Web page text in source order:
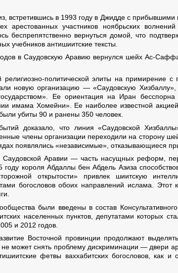
встретившись в 1993 году в Джидде с
арестованных участников ноябрьских
беспрепятственно вернуться домой, что
учебников антишиитские тексты.
в Саудовскую Аравию вернулся шейх Ас-
религиозно-политической элиты на примирение
новую организацию — «Саудовскую
Ее ориентация на Иран
имама Хомейни». Ее наиболее известной
убиты 90 и ранены 350 человек.
доказало, что линия «Саудовской
члены организации переходили на сторону
появлялись «независимые», отказывающиеся
Саудовской Аравии — часть насущных реформ,
короля Абдаллы бен Абдель Азиза
открытости» привлек шиитскую
богословов обоих направлений ислама. Этот
были введены в состав
населенных пунктов, депутатами которых
и 2012 годов.
Восточной провинции продолжают
может снять проблему дискриминации — двери
фетвы ваххабитских богословов, как